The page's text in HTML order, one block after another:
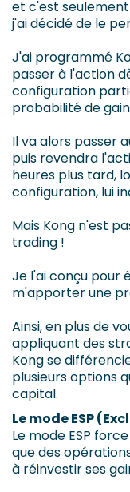
et c'est
j'ai décidé de le
J'ai programmé
passer à l'action
configuration
probabilité de
Il va alors passer
puis revendra
heures plus tard,
configuration, lui
Mais Kong n'est
trading !
Je l'ai conçu pour
m'apporter une
Ainsi, en plus de
appliquant des
Kong se
plusieurs options
capital.
Le mode ESP
Le mode ESP
que des
à réinvestir ses